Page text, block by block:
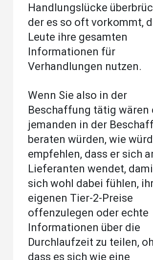
Handlungslücke
der es so oft vorkommt,
Leute ihre gesamten
Informationen für
Verhandlungen nutzen.
Wenn Sie also in der
Beschaffung tätig wären
jemanden in der
beraten würden, wie
empfehlen, dass er sich
Lieferanten wendet,
sich wohl dabei fühlen,
eigenen Tier-2-Preise
offenzulegen oder echte
Informationen über die
Durchlaufzeit zu teilen,
dass es sich wie eine